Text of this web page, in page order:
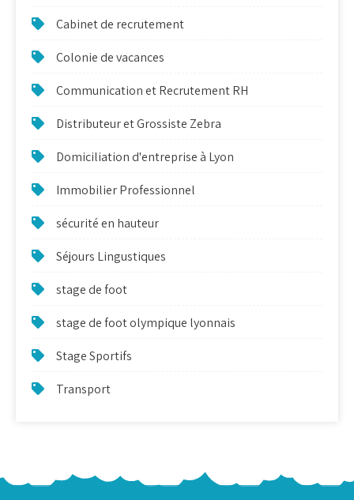
Cabinet de recrutement
Colonie de vacances
Communication et Recrutement RH
Distributeur et Grossiste Zebra
Domiciliation d'entreprise à Lyon
Immobilier Professionnel
sécurité en hauteur
Séjours Lingustiques
stage de foot
stage de foot olympique lyonnais
Stage Sportifs
Transport